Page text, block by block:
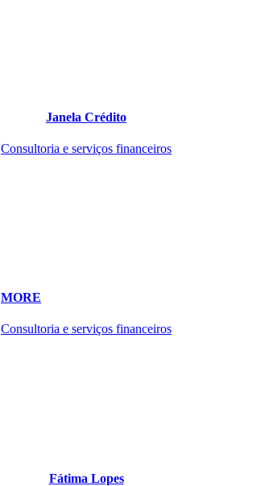
Janela Crédito
Consultoria e serviços financeiros
MORE
Consultoria e serviços financeiros
Fátima Lopes